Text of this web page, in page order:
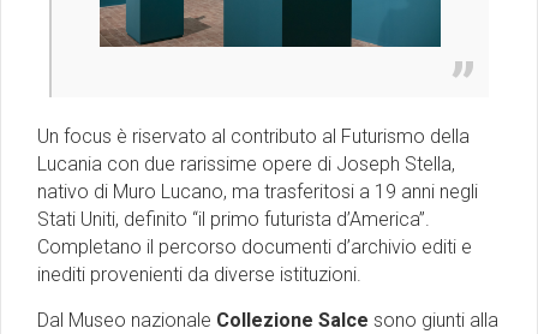
Un focus è riservato al contributo al Futurismo della
Lucania con due rarissime opere di Joseph Stella,
nativo di Muro Lucano, ma trasferitosi a 19 anni negli
Stati Uniti, definito “il primo futurista d’America”.
Completano il percorso documenti d’archivio editi e
inediti provenienti da diverse istituzioni.
Dal Museo nazionale Collezione Salce sono giunti alla